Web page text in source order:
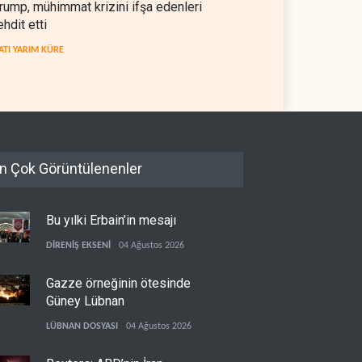
mühimmat krizini ifşa edenleri
etti
YARIM KÜRE
Çok Görüntülenenler
Bu yılki Erbain’in mesajı
DİRENİŞ EKSENİ 04 Ağustos 2026
Gazze örneğinin ötesinde
Güney Lübnan
LÜBNAN DOSYASI 04 Ağustos 2026